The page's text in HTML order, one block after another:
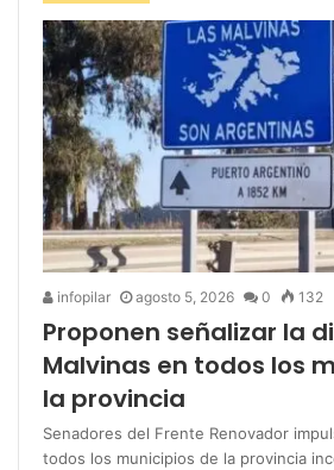
infopilar agosto 5, 2026 0 132
Proponen señalizar la
Malvinas en todos los
la provincia
Senadores del Frente Renovador
todos los municipios de la provincia